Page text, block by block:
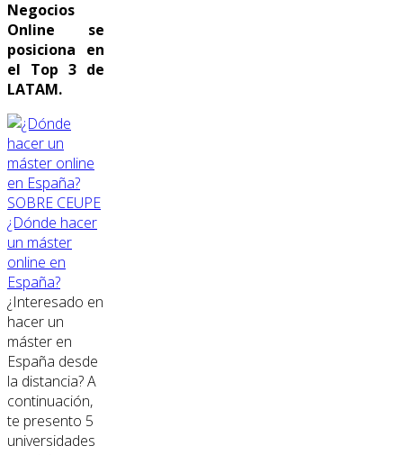
Negocios
Online se
posiciona en
el Top 3 de
LATAM.
SOBRE CEUPE
¿Dónde hacer
un máster
online en
España?
¿Interesado en
hacer un
máster en
España desde
la distancia? A
continuación,
te presento 5
universidades